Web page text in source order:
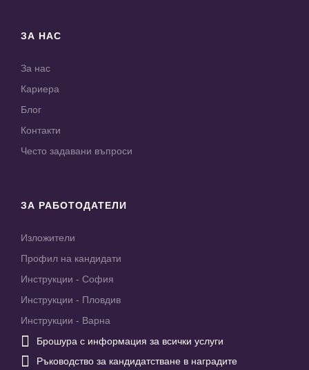
ЗА НАС
За нас
Кариера
Блог
Контакти
Често задавани въпроси
ЗА РАБОТОДАТЕЛИ
Изложители
Профил на кандидати
Инструкции - София
Инструкции - Пловдив
Инструкции - Варна
 Брошура с информация за всички услуги
 Ръководство за кандидатстване в наградите